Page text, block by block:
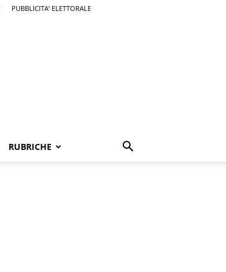
PUBBLICITA’ ELETTORALE
RUBRICHE